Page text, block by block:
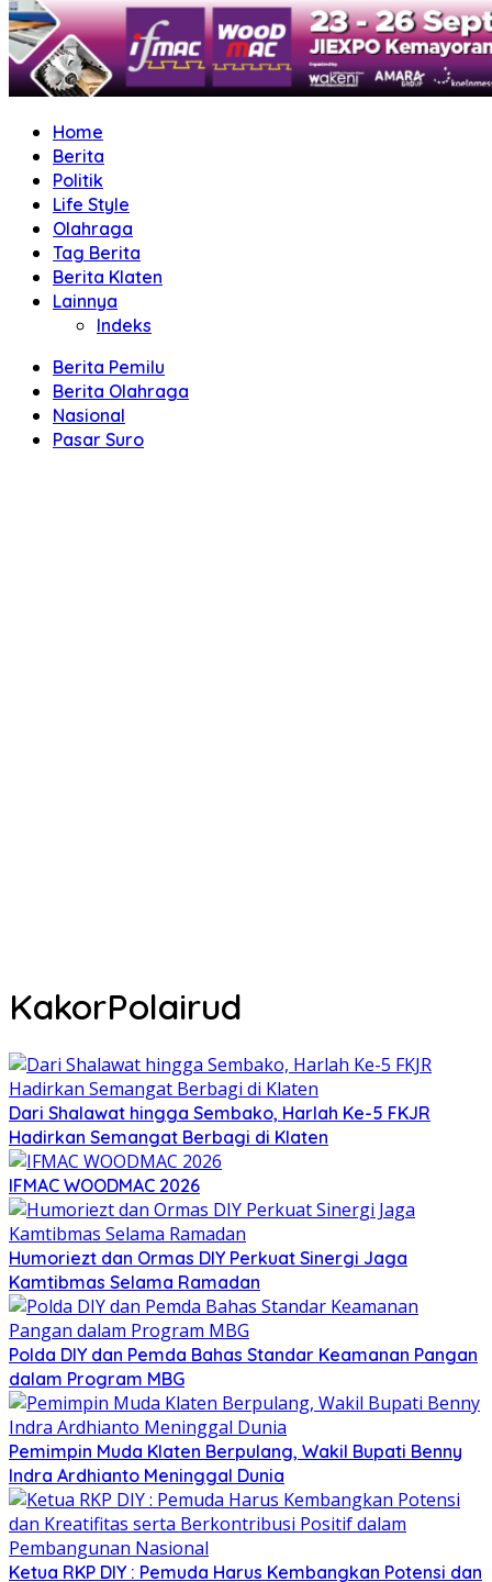
Home
Berita
Politik
Life Style
Olahraga
Tag Berita
Berita Klaten
Lainnya
Indeks
Berita Pemilu
Berita Olahraga
Nasional
Pasar Suro
KakorPolairud
Dari Shalawat hingga Sembako, Harlah Ke-5 FKJR
Hadirkan Semangat Berbagi di Klaten
IFMAC WOODMAC 2026
Humoriezt dan Ormas DIY Perkuat Sinergi Jaga
Kamtibmas Selama Ramadan
Polda DIY dan Pemda Bahas Standar Keamanan Pangan
dalam Program MBG
Pemimpin Muda Klaten Berpulang, Wakil Bupati Benny
Indra Ardhianto Meninggal Dunia
Ketua RKP DIY : Pemuda Harus Kembangkan Potensi dan